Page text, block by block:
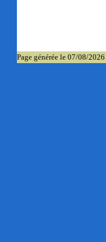
Page générée le 07/08/